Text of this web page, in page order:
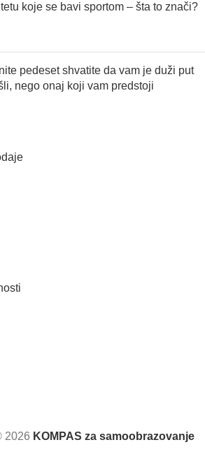
koje se bavi sportom – šta to znači?
pedeset shvatite da vam je duži put
nego onaj koji vam predstoji
2026 KOMPAS za samoobrazovanje